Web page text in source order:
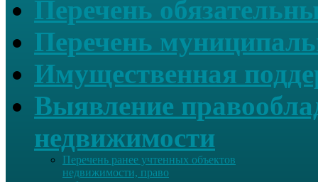
Перечень
Перечень
Имущественная
Выявление
недвижимости
Перечень ранее учтенных объектов
недвижимости, право